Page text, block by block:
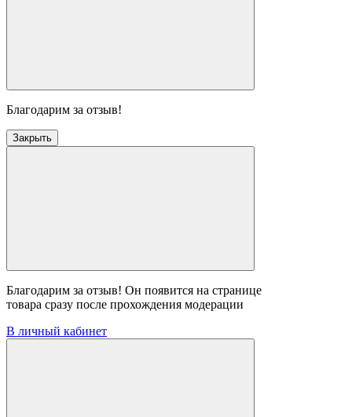
Благодарим за отзыв!
Закрыть
Благодарим за отзыв! Он появится на странице
товара сразу после прохождения модерации
В личный кабинет